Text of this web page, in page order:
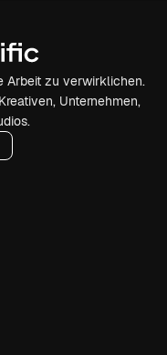
Arbeit zu verwirklichen.
Unternehmen,